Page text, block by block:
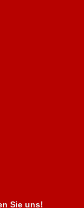
Sie uns!